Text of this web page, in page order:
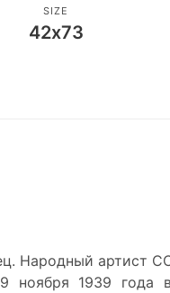
SIZE
42х73
Народный артист
ноября 1939 года